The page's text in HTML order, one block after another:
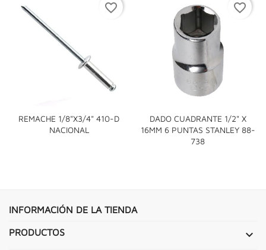
REMACHE 1/8"x3/4" 410-D
NACIONAL
favorite_border
DADO CUADRANTE 1/2" X
16MM 6 PUNTAS STANLEY 88-
738
favorite_border
INFORMACIÓN DE LA TIENDA
PRODUCTOS 